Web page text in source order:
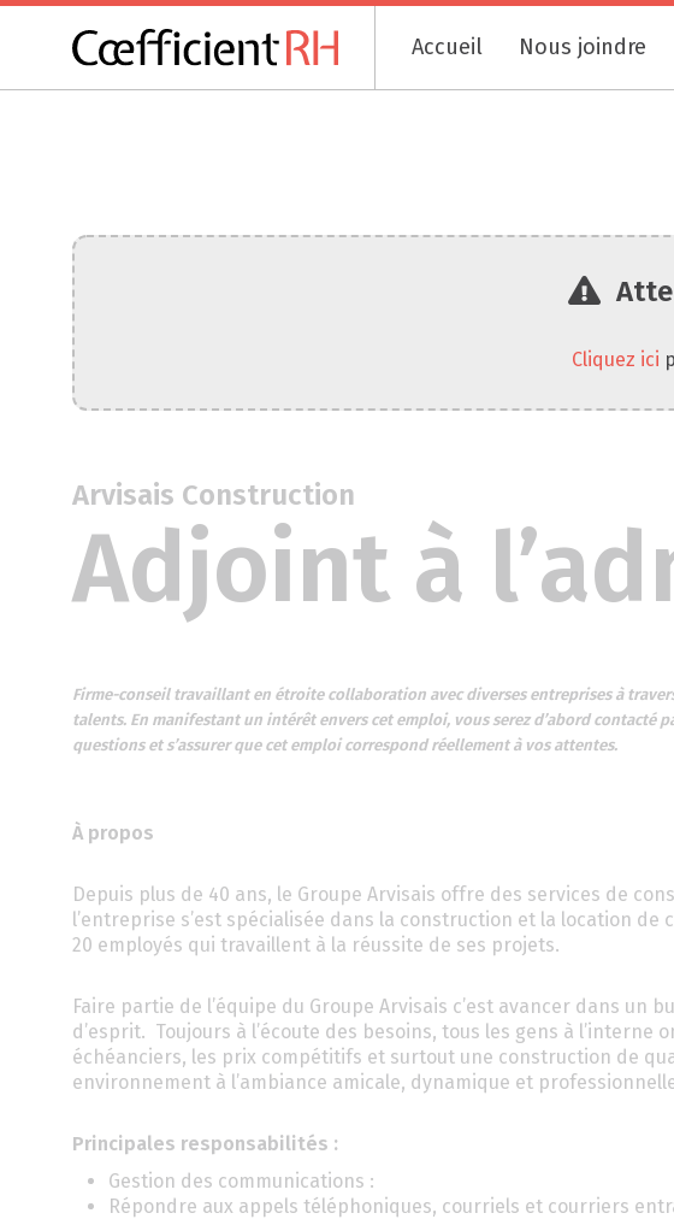
Accueil Nous joindre
Cliquez ici
Arvisais Construction
Adjoint à
Firme-conseil travaillant en étroite collaboration avec diverses entreprises à
talents. En manifestant un intérêt envers cet emploi, vous serez d’abord contacté
questions et s’assurer que cet emploi correspond réellement à vos attentes.
À propos
Depuis plus de 40 ans, le Groupe Arvisais offre des services de
l’entreprise s’est spécialisée dans la construction et la location de
20 employés qui travaillent à la réussite de ses projets.
Faire partie de l’équipe du Groupe Arvisais c’est avancer dans un
d’esprit. Toujours à l’écoute des besoins, tous les gens à
échéanciers, les prix compétitifs et surtout une construction de
environnement à l’ambiance amicale, dynamique et
Principales responsabilités :
Gestion des communications :
Répondre aux appels téléphoniques, courriels et courriers